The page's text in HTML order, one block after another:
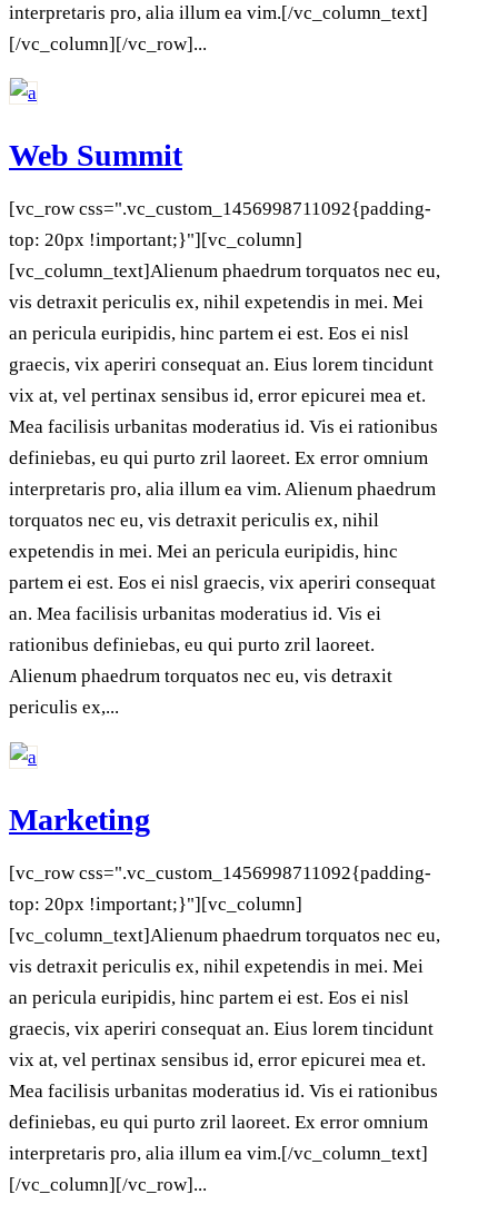
interpretaris pro, alia illum ea vim.[/vc_column_text]
[/vc_column][/vc_row]...
Web Summit
[vc_row css=".vc_custom_1456998711092{padding-
top: 20px !important;}"][vc_column]
[vc_column_text]Alienum phaedrum torquatos nec eu,
vis detraxit periculis ex, nihil expetendis in mei. Mei
an pericula euripidis, hinc partem ei est. Eos ei nisl
graecis, vix aperiri consequat an. Eius lorem tincidunt
vix at, vel pertinax sensibus id, error epicurei mea et.
Mea facilisis urbanitas moderatius id. Vis ei rationibus
definiebas, eu qui purto zril laoreet. Ex error omnium
interpretaris pro, alia illum ea vim. Alienum phaedrum
torquatos nec eu, vis detraxit periculis ex, nihil
expetendis in mei. Mei an pericula euripidis, hinc
partem ei est. Eos ei nisl graecis, vix aperiri consequat
an. Mea facilisis urbanitas moderatius id. Vis ei
rationibus definiebas, eu qui purto zril laoreet.
Alienum phaedrum torquatos nec eu, vis detraxit
periculis ex,...
Marketing
[vc_row css=".vc_custom_1456998711092{padding-
top: 20px !important;}"][vc_column]
[vc_column_text]Alienum phaedrum torquatos nec eu,
vis detraxit periculis ex, nihil expetendis in mei. Mei
an pericula euripidis, hinc partem ei est. Eos ei nisl
graecis, vix aperiri consequat an. Eius lorem tincidunt
vix at, vel pertinax sensibus id, error epicurei mea et.
Mea facilisis urbanitas moderatius id. Vis ei rationibus
definiebas, eu qui purto zril laoreet. Ex error omnium
interpretaris pro, alia illum ea vim.[/vc_column_text]
[/vc_column][/vc_row]...